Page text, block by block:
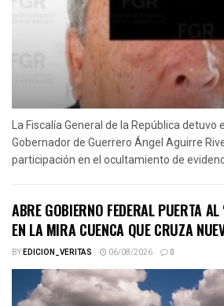
La Fiscalía General de la República detuvo
Gobernador de Guerrero Ángel Aguirre
participación en el ocultamiento de
ABRE GOBIERNO FEDERAL PUERTA AL
EN LA MIRA CUENCA QUE CRUZA
BYEDICION_VERITAS 06/08/2026 0